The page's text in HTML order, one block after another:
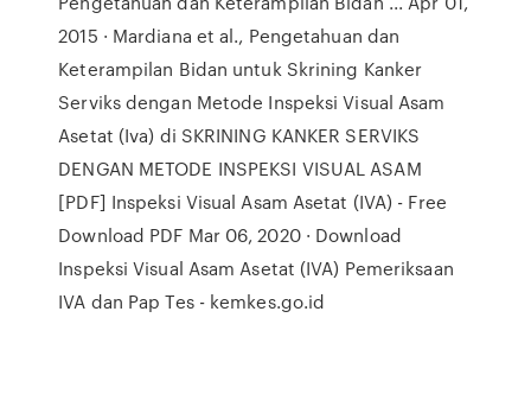
2015 · Mardiana et al., Pengetahuan dan
Keterampilan Bidan untuk Skrining Kanker
Serviks dengan Metode Inspeksi Visual Asam
Asetat (Iva) di SKRINING KANKER SERVIKS
DENGAN METODE INSPEKSI VISUAL ASAM
[PDF] Inspeksi Visual Asam Asetat (IVA) - Free
Download PDF Mar 06, 2020 · Download
Inspeksi Visual Asam Asetat (IVA) Pemeriksaan
IVA dan Pap Tes - kemkes.go.id